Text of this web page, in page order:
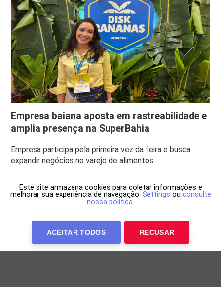
Empresa baiana aposta em rastreabilidade e
amplia presença na SuperBahia
Empresa participa pela primeira vez da feira e busca
expandir negócios no varejo de alimentos
Este site armazena cookies para coletar informações e
melhorar sua experiência de navegação. Settings ou consulte
nossa política.
ACEITAR TODOS RECUSAR